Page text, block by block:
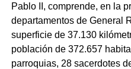
Pablo II, comprende, en la
departamentos de General
superficie de 37.130
población de 372.657
parroquias, 28 sacerdotes